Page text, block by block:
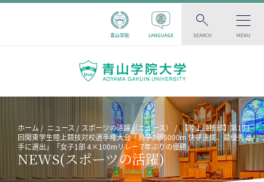
青山学院 LANGUAGE SEARCH MENU
ホーム ニュース スポーツの活躍（ニュース）
【陸上競技部】第103
回関東学生陸上競技対校選手権大会「男子2部5000m 快挙達成、最優秀選
手に選出」「女子1部 4×100mリレー 7年ぶりの優勝」
NEWS(スポーツの活躍)